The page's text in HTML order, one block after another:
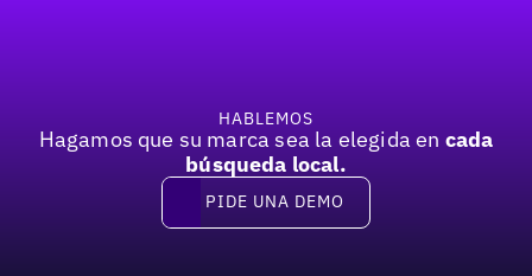
HABLEMOS
Hagamos que su marca sea la elegida en cada
búsqueda local.
Pide una demo
PIDE UNA DEMO